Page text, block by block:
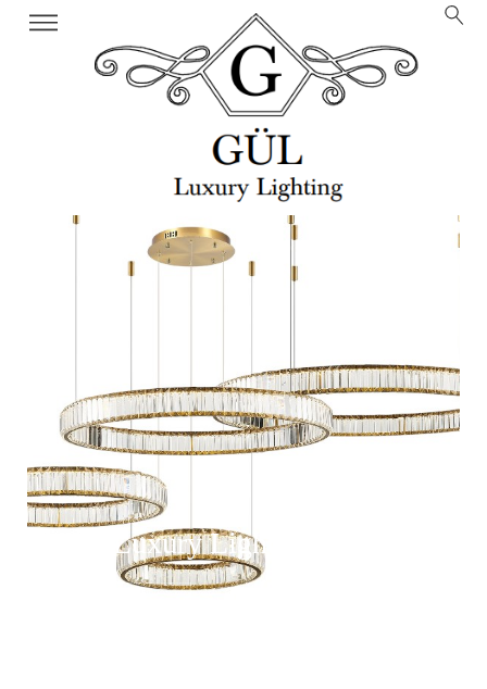
Gül Luxury Lighting